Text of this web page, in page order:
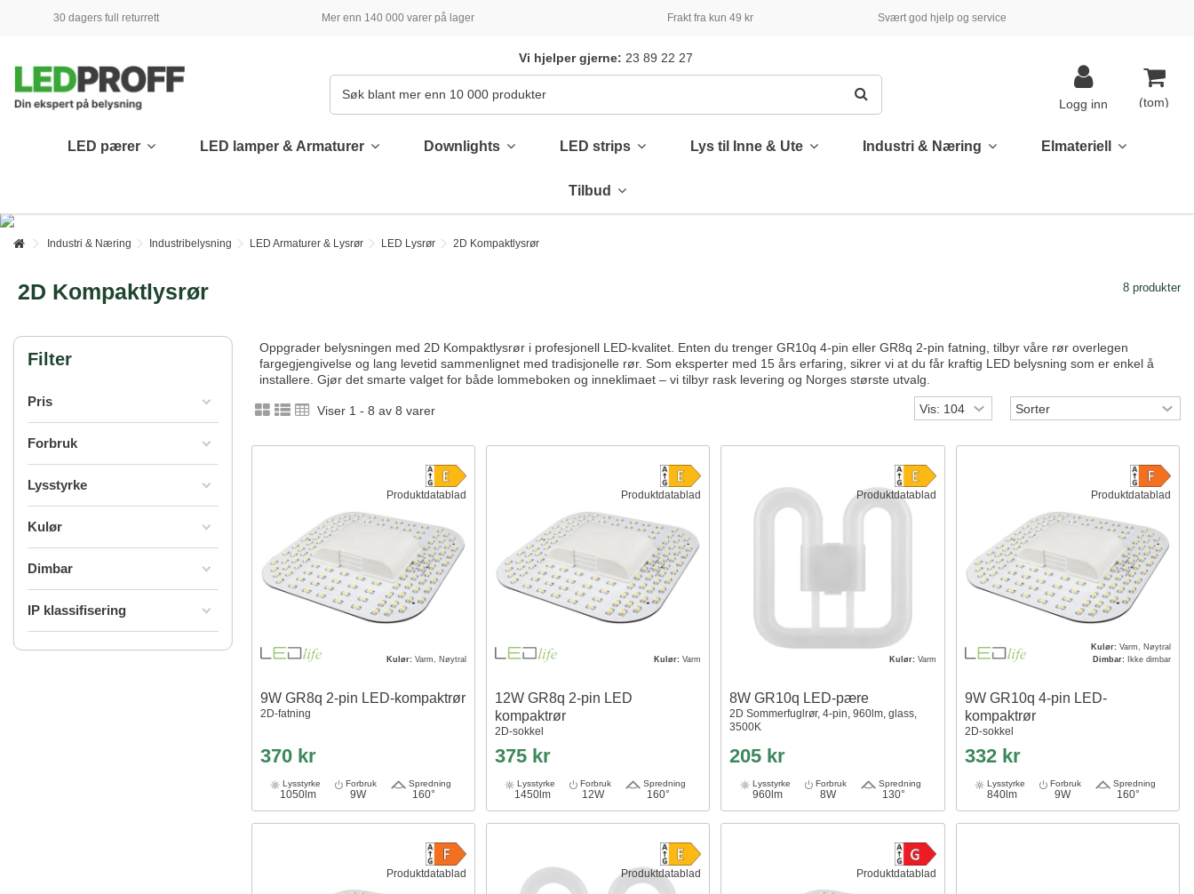
30 dagers full returrett Mer enn 140 000 varer på lager Frakt fra kun 49 kr Svært god hjelp og service
Vi hjelper gjerne: 23 89 22 27
(tom)
Logg inn
LED pærer LED lamper & Armaturer Downlights LED strips Lys til Inne & Ute Industri & Næring Elmateriell
Tilbud
Industri & Næring Industribelysning LED Armaturer & Lysrør LED Lysrør 2D Kompaktlysrør
2D Kompaktlysrør 8 produkter
Oppgrader belysningen med 2D Kompaktlysrør i profesjonell LED-kvalitet. Enten du trenger GR10q 4-pin eller GR8q 2-pin fatning, tilbyr våre rør overlegen
fargegjengivelse og lang levetid sammenlignet med tradisjonelle rør. Som eksperter med 15 års erfaring, sikrer vi at du får kraftig LED belysning som er enkel å
installere. Gjør det smarte valget for både lommeboken og inneklimaet – vi tilbyr rask levering og Norges største utvalg.
Viser 1 - 8 av 8 varer
Produktdatablad
Kulør:Varm, Nøytral
9W GR8q 2-pin LED-kompaktrør
2D-fatning
370 kr
Lysstyrke
1050lm
Forbruk
9W
Spredning
160°
Produktdatablad
Kulør:Varm
12W GR8q 2-pin LED
kompaktrør
2D-sokkel
375 kr
Lysstyrke
1450lm
Forbruk
12W
Spredning
160°
Produktdatablad
Kulør: Varm
8W GR10q LED-pære
2D Sommerfuglrør, 4-pin, 960lm, glass,
3500K
205 kr
Lysstyrke
960lm
Forbruk
8W
Spredning
130°
Produktdatablad
Kulør: Varm, Nøytral
Dimbar: Ikke dimbar
9W GR10q 4-pin LED-
kompaktrør
2D-sokkel
332 kr
Lysstyrke
840lm
Forbruk
9W
Spredning
160°
Produktdatablad Produktdatablad Produktdatablad
Filter
Pris
Forbruk
Lysstyrke
Kulør
Dimbar
IP klassifisering